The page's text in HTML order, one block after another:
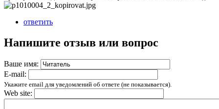
ответить
Напишите отзыв или вопрос
Ваше имя:
E-mail:
Укажите email для уведомлений об ответе (не показывается).
Web site: